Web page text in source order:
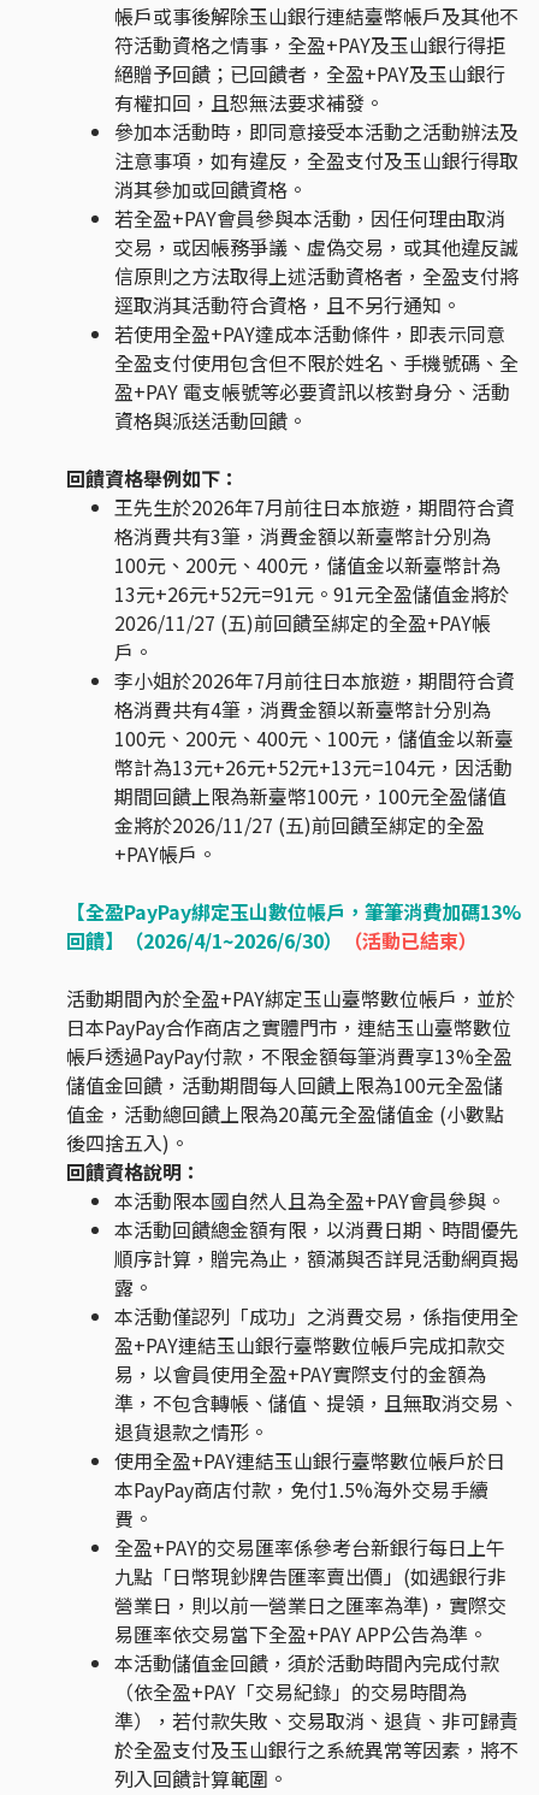
帳戶或事後解除玉山銀行連結臺幣帳戶及其他不
符活動資格之情事，全盈+PAY及玉山銀行得拒
絕贈予回饋；已回饋者，全盈+PAY及玉山銀行
有權扣回，且恕無法要求補發。
參加本活動時，即同意接受本活動之活動辦法及
注意事項，如有違反，全盈支付及玉山銀行得取
消其參加或回饋資格。
若全盈+PAY會員參與本活動，因任何理由取消
交易，或因帳務爭議、虛偽交易，或其他違反誠
信原則之方法取得上述活動資格者，全盈支付將
逕取消其活動符合資格，且不另行通知。
若使用全盈+PAY達成本活動條件，即表示同意
全盈支付使用包含但不限於姓名、手機號碼、全
盈+PAY 電支帳號等必要資訊以核對身分、活動
資格與派送活動回饋。
回饋資格舉例如下：
王先生於2026年7月前往日本旅遊，期間符合資
格消費共有3筆，消費金額以新臺幣計分別為
100元、200元、400元，儲值金以新臺幣計為
13元+26元+52元=91元。91元全盈儲值金將於
2026/11/27 (五)前回饋至綁定的全盈+PAY帳
戶。
李小姐於2026年7月前往日本旅遊，期間符合資
格消費共有4筆，消費金額以新臺幣計分別為
100元、200元、400元、100元，儲值金以新臺
幣計為13元+26元+52元+13元=104元，因活動
期間回饋上限為新臺幣100元，100元全盈儲值
金將於2026/11/27 (五)前回饋至綁定的全盈
+PAY帳戶。
【全盈PayPay綁定玉山數位帳戶，筆筆消費加碼13%
回饋】（2026/4/1~2026/6/30）
（活動已結束）
活動期間內於全盈+PAY綁定玉山臺幣數位帳戶，並於
日本PayPay合作商店之實體門市，連結玉山臺幣數位
帳戶透過PayPay付款，不限金額每筆消費享13%全盈
儲值金回饋，活動期間每人回饋上限為100元全盈儲
值金，活動總回饋上限為20萬元全盈儲值金 (小數點
後四捨五入)。
回饋資格說明：
本活動限本國自然人且為全盈+PAY會員參與。
本活動回饋總金額有限，以消費日期、時間優先
順序計算，贈完為止，額滿與否詳見活動網頁揭
露。
本活動僅認列「成功」之消費交易，係指使用全
盈+PAY連結玉山銀行臺幣數位帳戶完成扣款交
易，以會員使用全盈+PAY實際支付的金額為
準，不包含轉帳、儲值、提領，且無取消交易、
退貨退款之情形。
使用全盈+PAY連結玉山銀行臺幣數位帳戶於日
本PayPay商店付款，免付1.5%海外交易手續
費。
全盈+PAY的交易匯率係參考台新銀行每日上午
九點「日幣現鈔牌告匯率賣出價」(如遇銀行非
營業日，則以前一營業日之匯率為準)，實際交
易匯率依交易當下全盈+PAY APP公告為準。
本活動儲值金回饋，須於活動時間內完成付款
（依全盈+PAY「交易紀錄」的交易時間為
準），若付款失敗、交易取消、退貨、非可歸責
於全盈支付及玉山銀行之系統異常等因素，將不
列入回饋計算範圍。